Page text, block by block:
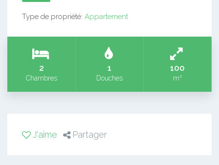
Type de propriété: Appartement
2
Chambres
1
Douches
100
m²
J'aime Partager